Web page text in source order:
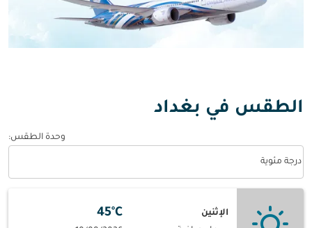
الطقس في بغداد
وحدة الطقس:
درجة مئوية
الإثنين
45°C